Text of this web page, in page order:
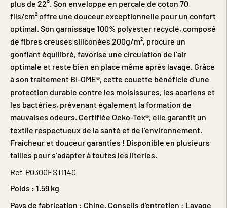
plus de 22°. Son enveloppe en percale de coton 70
fils/cm² offre une douceur exceptionnelle pour un confort
optimal. Son garnissage 100% polyester recyclé, composé
de fibres creuses siliconées 200g/m², procure un
gonflant équilibré, favorise une circulation de l’air
optimale et reste bien en place même après lavage. Grâce
à son traitement BI-OME®, cette couette bénéficie d’une
protection durable contre les moisissures, les acariens et
les bactéries, prévenant également la formation de
mauvaises odeurs. Certifiée Oeko-Tex®, elle garantit un
textile respectueux de la santé et de l’environnement.
Fraîcheur et douceur garanties ! Disponible en plusieurs
tailles pour s’adapter à toutes les literies.
Ref P0300ESTI140
Poids : 1.59 kg
Pays de fabrication : Chine. Conseils d'entretien : Lavage